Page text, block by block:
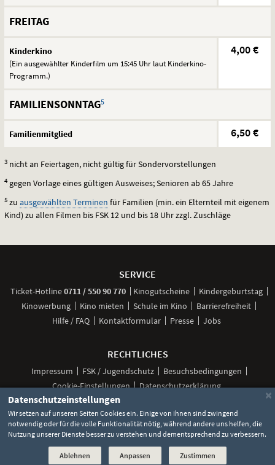
FREITAG
Kinderkino
(Ein ausgewählter Kinderfilm um 15:45 Uhr laut Kinderkino-
Programm.)
4,00 €
FAMILIENSONNTAG5
Familienmitglied 6,50 €
3 nicht an Feiertagen, nicht gültig für Sondervorstellungen
4gegen Vorlage eines gültigen Ausweises; Senioren ab 65 Jahre
5 zu ausgewählten Terminen für Familien (min. ein Elternteil mit eigenem
Kind) zu allen Filmen bis FSK 12 und bis 18 Uhr zzgl. Zuschläge
SERVICE
Ticket-Hotline0711 / 550 90 770anrufen
Kinogutscheine
Kindergeburtstag
Kinowerbung
Kino mieten Schule im Kino
Barrierefreiheit
Hilfe / FAQ
Kontaktformular Presse Jobs
RECHTLICHES
Impressum FSK / Jugendschutz
Besuchsbedingungen
Cookie-Einstellungen
Datenschutzerklärung
Social
Unsere
bei
Facebook
Unsere
Instagram
Unsere
TikTok
Unser
bei
YouTube
Unser
WhatsApp
©2026 Lochmann Filmtheaterbetriebe
×
Datenschutzeinstellungen
Wir setzen auf unseren Seiten Cookies ein. Einige von ihnen sind zwingend
notwendig oder für die volle Funktionalität nötig, während andere uns helfen, die
Nutzung unserer Dienste besser zu verstehen und dementsprechend zu verbessern.
Ablehnen Anpassen Zustimmen